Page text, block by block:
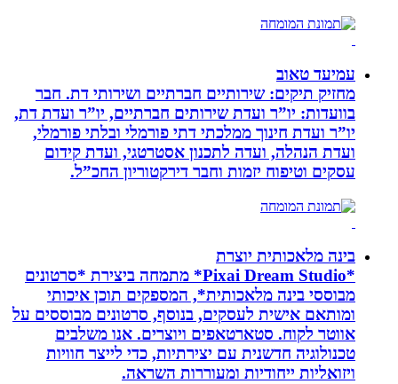
עמיעד טאוב
מחזיק תיקים: שירותיים חברתיים ושירותי דת. חבר
בוועדות: יו”ר ועדת שירותים חברתיים, יו”ר ועדת דת,
יו”ר ועדת חינוך ממלכתי דתי פורמלי ובלתי פורמלי,
ועדת הנהלה, ועדה לתכנון אסטרטגי, ועדת קידום
עסקים וטיפוח יזמות וחבר דירקטוריון החכ”ל.
בינה מלאכותית יוצרת
*Pixai Dream Studio* מתמחה ביצירת *סרטונים
מבוססי בינה מלאכותית*, המספקים תוכן איכותי
ומותאם אישית לעסקים, בנוסף, סרטונים מבוססים על
אווטר לקוח. סטארטאפים ויוצרים. אנו משלבים
טכנולוגיה חדשנית עם יצירתיות, כדי לייצר חוויות
ויזואליות ייחודיות ומעוררות השראה.